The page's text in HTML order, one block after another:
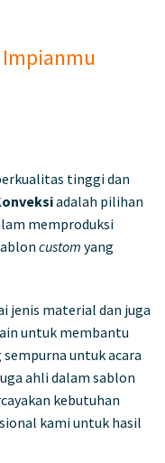
Impianmu
tinggi dan
adalah pilihan
memproduksi
custom yang
jenis material dan juga
untuk membantu
sempurna untuk acara
ahli dalam sablon
kebutuhan
kami untuk hasil